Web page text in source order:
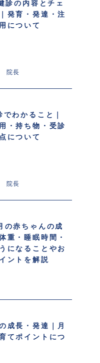
診の内容とチェ
発育・発達・注
について
院長
わかること｜
・持ち物・受診
について
院長
の赤ちゃんの成
重・睡眠時間・
になることやお
ントを解説
成長・発達｜月
てポイントにつ